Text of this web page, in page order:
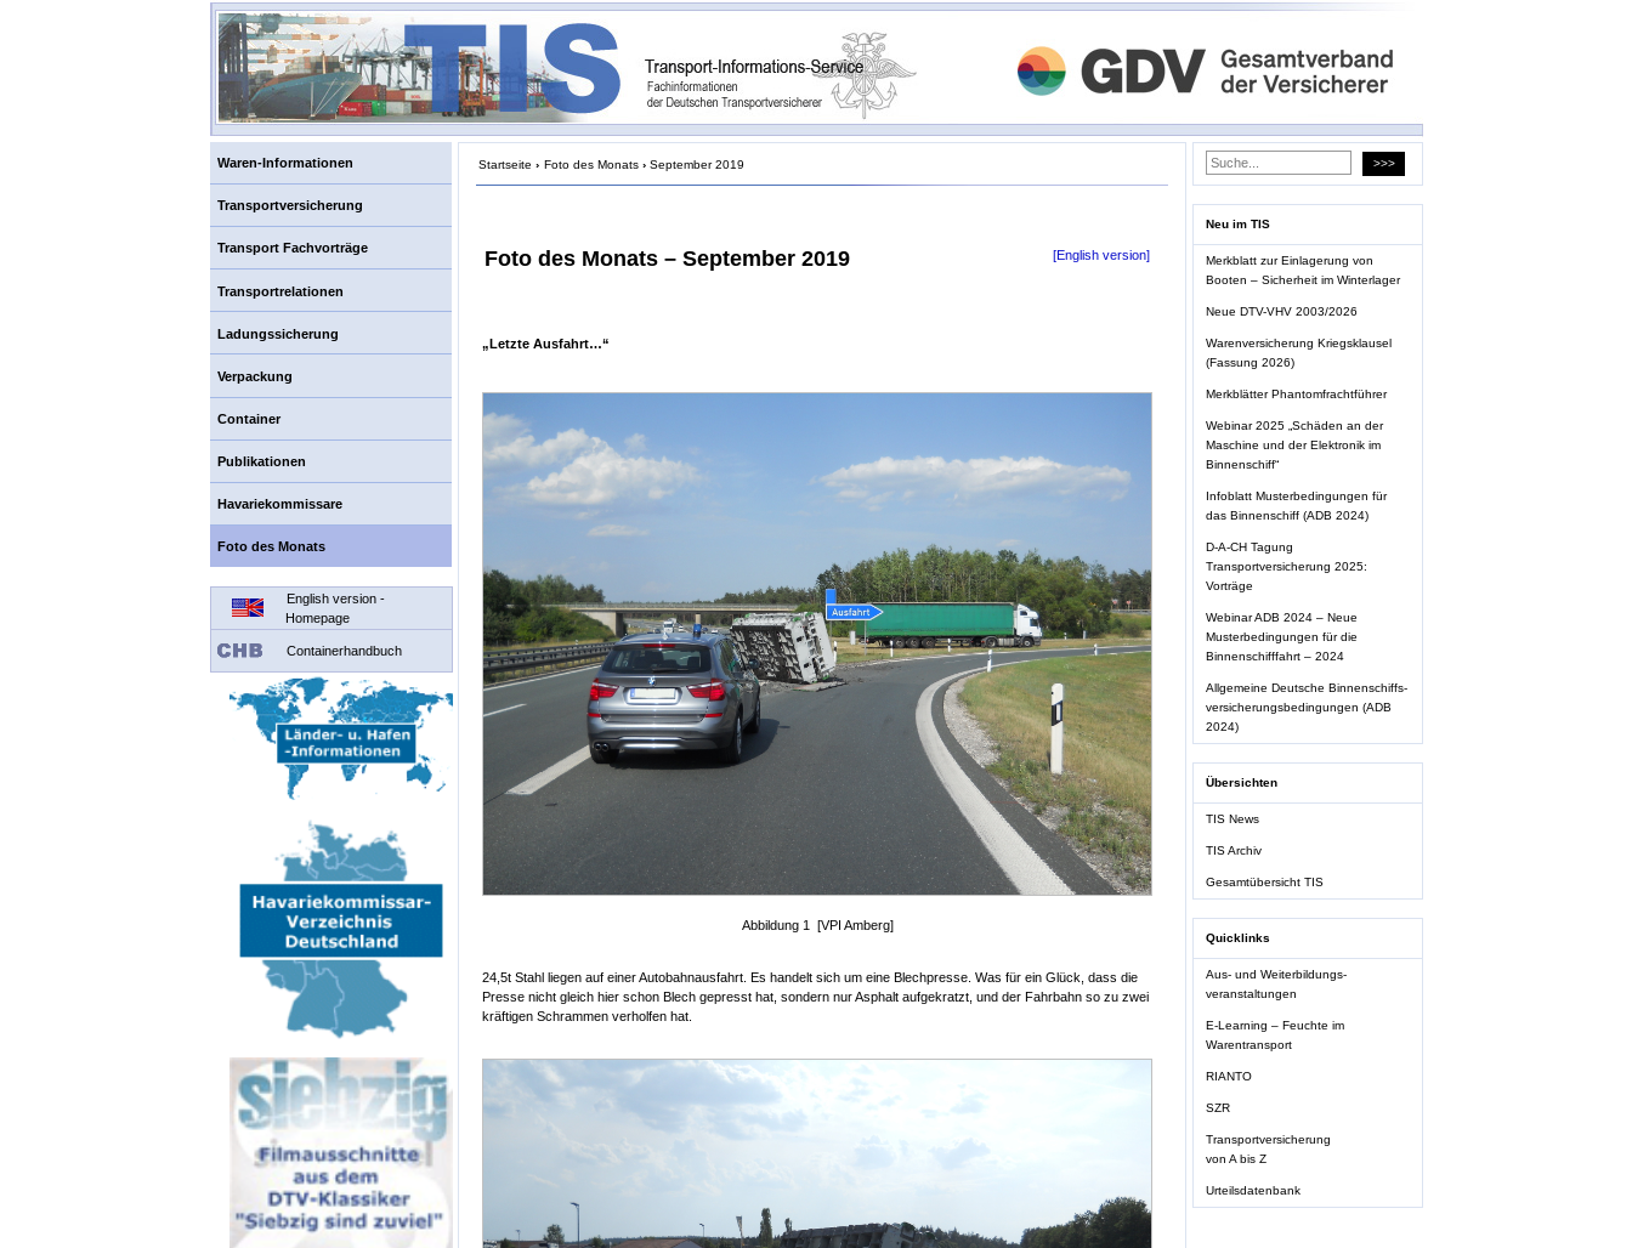
Waren-Informationen
Transportversicherung
Transport Fachvorträge
Transportrelationen
Ladungssicherung
Verpackung
Container
Publikationen
Havariekommissare
Foto des Monats
English version -
Homepage
Containerhandbuch
Startseite › Foto des Monats › September 2019
Foto des Monats – September 2019 [English version]
„Letzte Ausfahrt…“
Abbildung 1 [VPI Amberg]
24,5t Stahl liegen auf einer Autobahnausfahrt. Es handelt sich um eine Blechpresse. Was für ein Glück, dass die
Presse nicht gleich hier schon Blech gepresst hat, sondern nur Asphalt aufgekratzt, und der Fahrbahn so zu zwei
kräftigen Schrammen verholfen hat.
Neu im TIS
Merkblatt zur Einlagerung von
Booten – Sicherheit im Winterlager
Neue DTV-VHV 2003/2026
Warenversicherung Kriegsklausel
(Fassung 2026)
Merkblätter Phantomfrachtführer
Webinar 2025 „Schäden an der
Maschine und der Elektronik im
Binnenschiff“
Infoblatt Musterbedingungen für
das Binnenschiff (ADB 2024)
D-A-CH Tagung
Transportversicherung 2025:
Vorträge
Webinar ADB 2024 – Neue
Musterbedingungen für die
Binnenschifffahrt – 2024
Allgemeine Deutsche Binnenschiffs-
versicherungsbedingungen (ADB
2024)
Übersichten
TIS News
TIS Archiv
Gesamtübersicht TIS
Quicklinks
Aus- und Weiterbildungs-
veranstaltungen
E-Learning – Feuchte im
Warentransport
RIANTO
SZR
Transportversicherung
von A bis Z
Urteilsdatenbank